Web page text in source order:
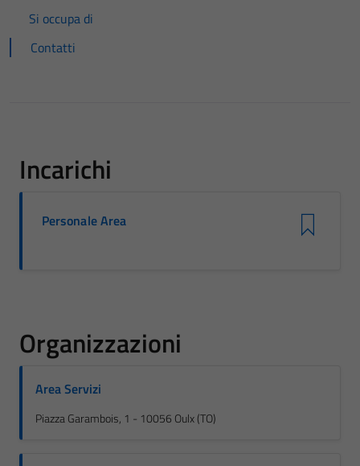
Si occupa di
Contatti
Incarichi
Personale Area
Organizzazioni
Area Servizi
Piazza Garambois, 1 - 10056 Oulx (TO)